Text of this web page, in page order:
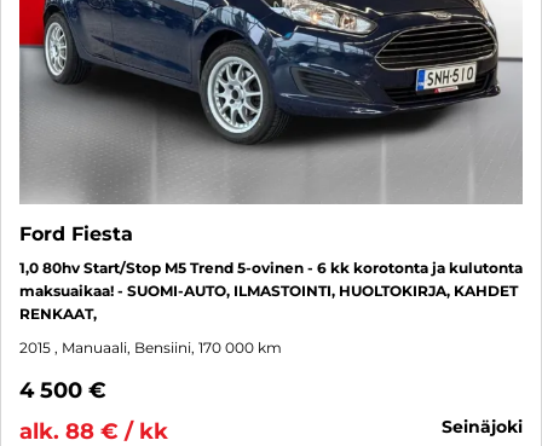
Ford Fiesta
1,0 80hv Start/Stop M5 Trend 5-ovinen - 6 kk korotonta ja kulutonta
maksuaikaa! - SUOMI-AUTO, ILMASTOINTI, HUOLTOKIRJA, KAHDET
RENKAAT,
2015 , Manuaali, Bensiini, 170 000 km
4 500 €
alk. 88 € / kk
seinäjoki